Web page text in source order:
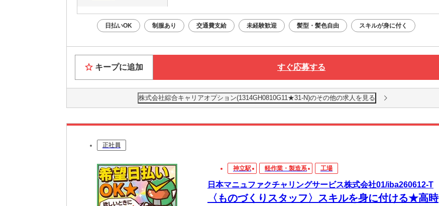
日払いOK 制服あり 交通費支給 未経験歓迎 髪型・髪色自由 スキルが身に付く
キープに追加 すぐ応募する
株式会社綜合キャリアオプション(1314GH0810G11★31-N)のその他の求人を見る
正社員
神立駅 軽作業・製造系 工場
日本マニュファクチャリングサービス株式会社01/iba260612-T
〈ものづくりスタッフ〉スキルを身に付ける★高時